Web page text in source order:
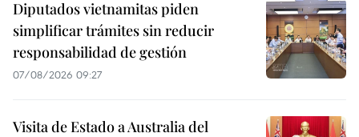
Diputados vietnamitas piden
simplificar trámites sin reducir
responsabilidad de gestión
07/08/2026 09:27
Visita de Estado a Australia del